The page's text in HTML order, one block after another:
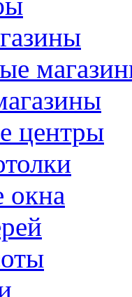
центры
окна